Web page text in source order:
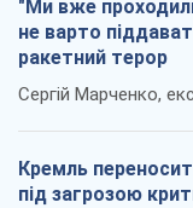
"Ми вже
не варто
ракетний терор
Сергій Марченко,
Кремль
під загрозою